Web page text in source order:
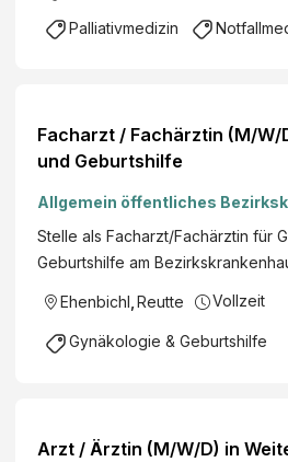
Palliativmedizin
Facharzt / Fachärztin (M/W/
und Geburtshilfe
Allgemein öffentliches
Stelle als Facharzt/Fachärztin für
Geburtshilfe am
Ehenbichl,Reutte Vollzeit
Gynäkologie & Geburtshilfe
Arzt / Ärztin (M/W/D) in